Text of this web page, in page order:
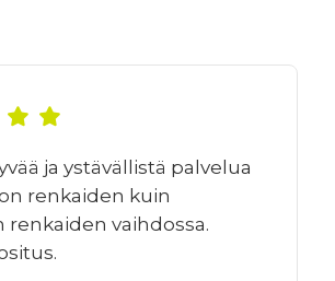
ja ystävällistä palvelua
renkaiden kuin
vaihdossa.